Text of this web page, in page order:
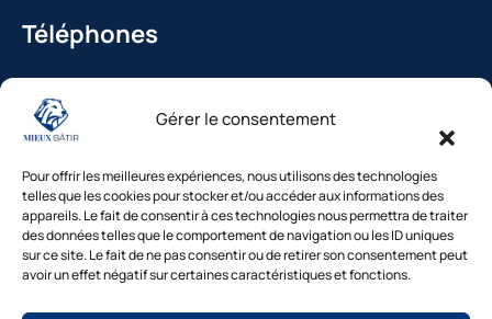
Gérer le consentement
Pour offrir les meilleures expériences, nous utilisons des technologies
telles que les cookies pour stocker et/ou accéder aux informations des
appareils. Le fait de consentir à ces technologies nous permettra de traiter
des données telles que le comportement de navigation ou les ID uniques
sur ce site. Le fait de ne pas consentir ou de retirer son consentement peut
avoir un effet négatif sur certaines caractéristiques et fonctions.
Téléphones
La Bédoule : 04.42.36.29.99
St-Cannat : 04.42.36.29.99
Cavaillon : 04.84.85.88.94
Le Beausset : 04.94.38.22.19